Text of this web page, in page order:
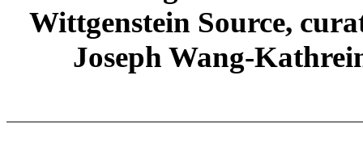
Wittgenstein Source,
Joseph Wang-